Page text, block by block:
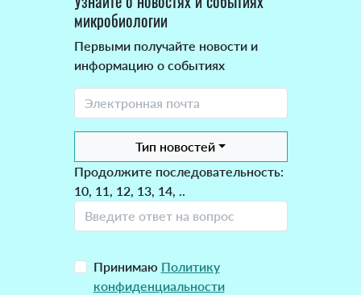
микробиологии
Первыми получайте новости и
информацию о событиях
Тип новостей
Продолжите последовательность:
10, 11, 12, 13, 14, ..
Принимаю Политику
конфиденциальности